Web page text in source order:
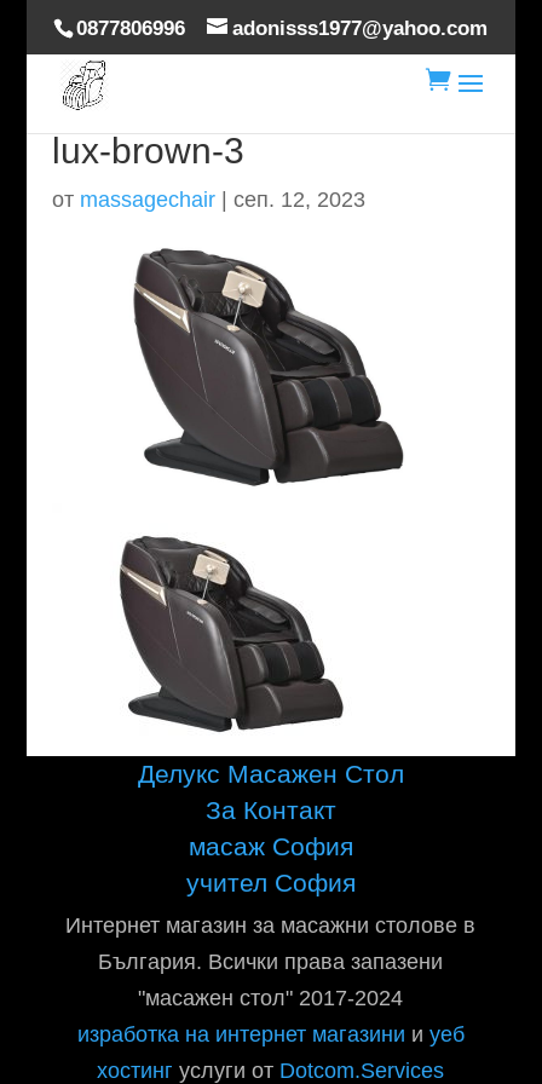
0877806996 adonisss1977@yahoo.com

msazen-stol-hoverdream-
lux-brown-3
от massagechair| сеп. 12, 2023
Делукс Масажен Стол
За Контакт
масаж София
учител София
Интернет магазин за масажни столове в
България. Всички права запазени
"масажен стол" 2017-2024
изработка на интернет магазини и уеб
хостинг услуги от Dotcom.Services